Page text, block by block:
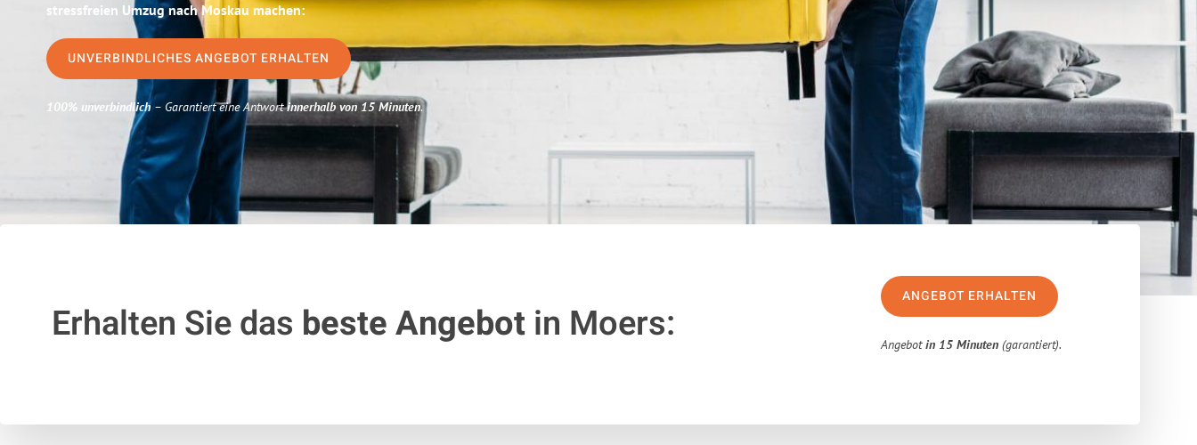
stressfreien Umzug nach Moskau machen:
UNVERBINDLICHES ANGEBOT ERHALTEN
100% unverbindlich– Garantiert eine Antwortinnerhalb von 15 Minuten.
Erhalten Sie das beste Angebotin Moers:
ANGEBOT ERHALTEN
Angebotin 15 Minuten (garantiert).